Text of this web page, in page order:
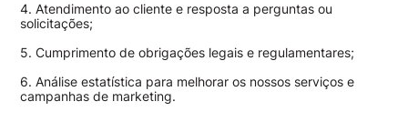
4. Atendimento ao cliente e resposta a perguntas ou
solicitações;
5. Cumprimento de obrigações legais e regulamentares;
6. Análise estatística para melhorar os nossos serviços e
campanhas de marketing.